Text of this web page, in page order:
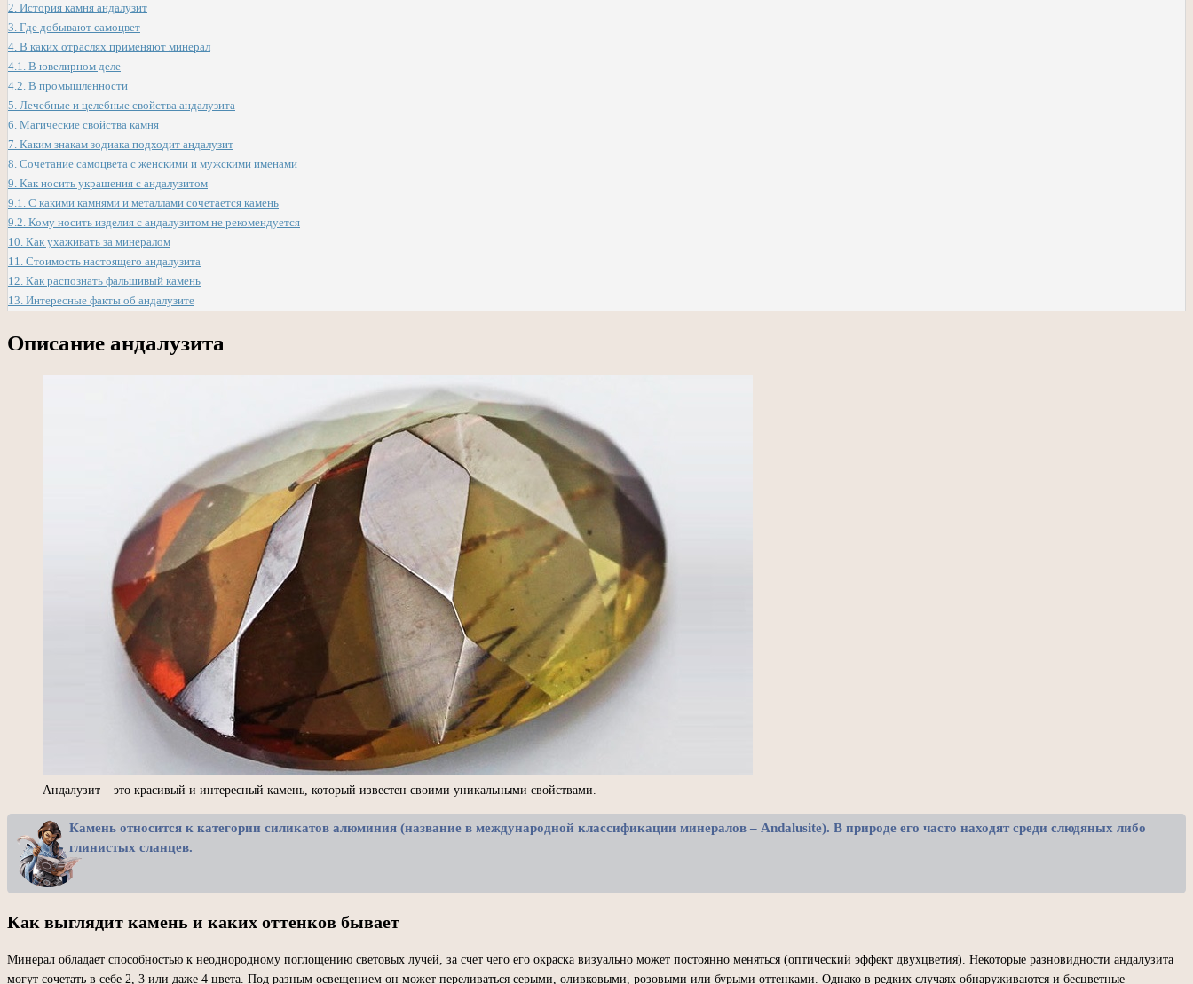
2. История камня андалузит
3. Где добывают самоцвет
4. В каких отраслях применяют минерал
4.1. В ювелирном деле
4.2. В промышленности
5. Лечебные и целебные свойства андалузита
6. Магические свойства камня
7. Каким знакам зодиака подходит андалузит
8. Сочетание самоцвета с женскими и мужскими именами
9. Как носить украшения с андалузитом
9.1. С какими камнями и металлами сочетается камень
9.2. Кому носить изделия с андалузитом не рекомендуется
10. Как ухаживать за минералом
11. Стоимость настоящего андалузита
12. Как распознать фальшивый камень
13. Интересные факты об андалузите
Описание андалузита
Андалузит – это красивый и интересный камень, который известен своими уникальными свойствами.
Камень относится к категории силикатов алюминия (название в международной классификации минералов – Andalusite). В природе его часто находят среди слюдяных либо
глинистых сланцев.
Как выглядит камень и каких оттенков бывает
Минерал обладает способностью к неоднородному поглощению световых лучей, за счет чего его окраска визуально может постоянно меняться (оптический эффект двухцветия). Некоторые разновидности андалузита
могут сочетать в себе 2, 3 или даже 4 цвета. Под разным освещением он может переливаться серыми, оливковыми, розовыми или бурыми оттенками. Однако в редких случаях обнаруживаются и бесцветные